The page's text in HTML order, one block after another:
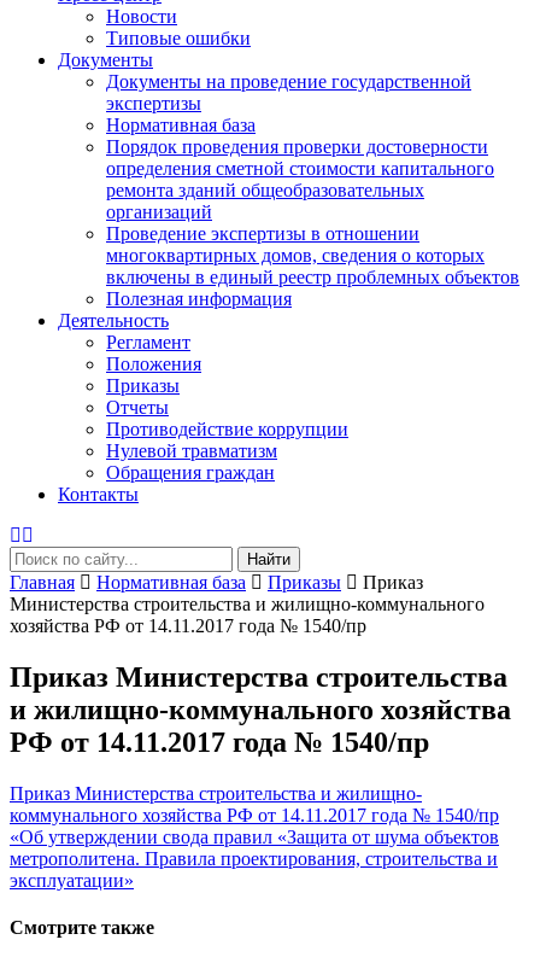
Новости
Типовые ошибки
Документы
Документы на проведение государственной
экспертизы
Нормативная база
Порядок проведения проверки достоверности
определения сметной стоимости капитального
ремонта зданий общеобразовательных
организаций
Проведение экспертизы в отношении
многоквартирных домов, сведения о которых
включены в единый реестр проблемных объектов
Полезная информация
Деятельность
Регламент
Положения
Приказы
Отчеты
Противодействие коррупции
Нулевой травматизм
Обращения граждан
Контакты
Найти
Главная Нормативная база Приказы
Приказ
Министерства строительства и жилищно-коммунального
хозяйства РФ от 14.11.2017 года № 1540/пр
Приказ Министерства строительства
и жилищно-коммунального хозяйства
РФ от 14.11.2017 года № 1540/пр
Приказ Министерства строительства и жилищно-
коммунального хозяйства РФ от 14.11.2017 года № 1540/пр
«Об утверждении свода правил «Защита от шума объектов
метрополитена. Правила проектирования, строительства и
эксплуатации»
Смотрите также